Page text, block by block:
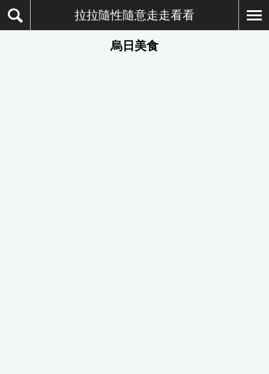
拉拉隨性隨意走走看看
烏日美食